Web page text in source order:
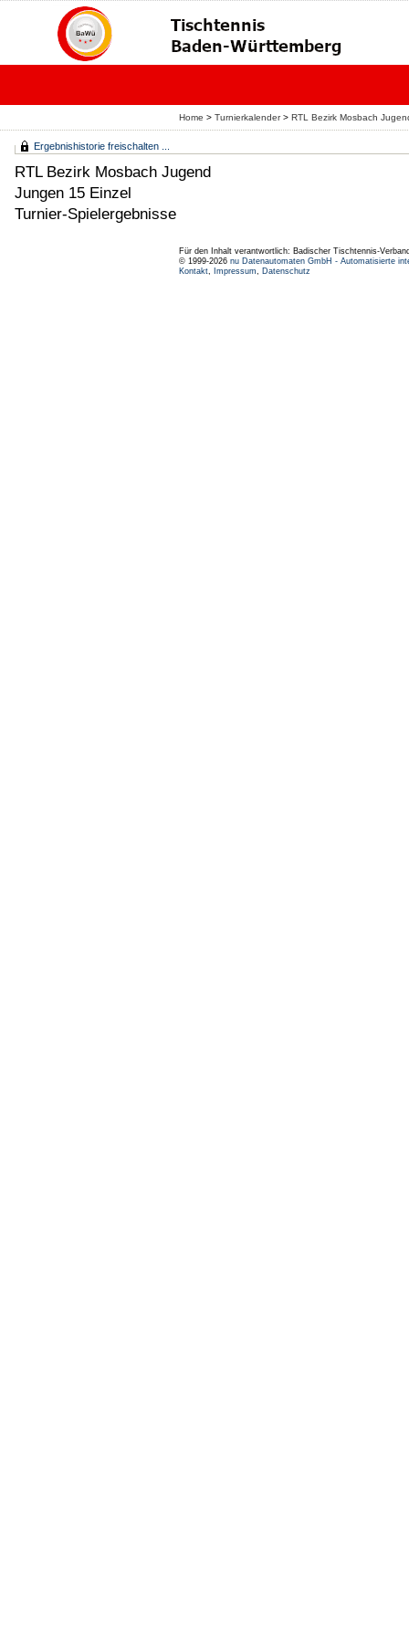
Home > Turnierkalender> RTL Bezirk Mosbach
Ergebnishistorie freischalten ...
RTL Bezirk Mosbach Jugend
Jungen 15 Einzel
Turnier-Spielergebnisse
Für den Inhalt verantwortlich: Badischer Tischtennis-
© 1999-2026 nu Datenautomaten GmbH - Automatisierte
Kontakt, Impressum, Datenschutz